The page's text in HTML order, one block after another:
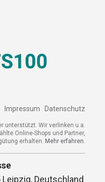
Impressum Datenschutz
unterstützt. Wir verlinken u.a.
Online-Shops und Partner,
erhalten. Mehr erfahren.
Deutschland